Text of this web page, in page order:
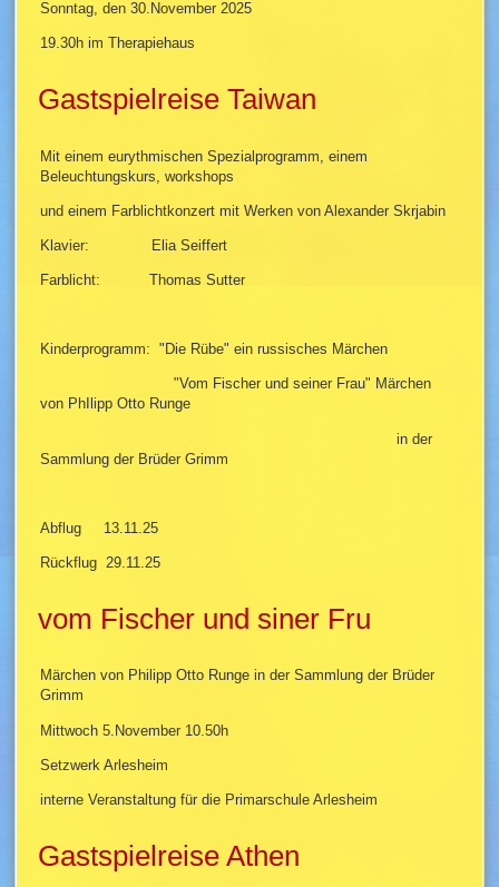
Sonntag, den 30.November 2025
19.30h im Therapiehaus
Gastspielreise Taiwan
Mit einem eurythmischen Spezialprogramm, einem
Beleuchtungskurs, workshops
und einem Farblichtkonzert mit Werken von Alexander Skrjabin
Klavier: Elia Seiffert
Farblicht: Thomas Sutter
Kinderprogramm: "Die Rübe" ein russisches Märchen
"Vom Fischer und seiner Frau" Märchen
von PhIlipp Otto Runge
in der
Sammlung der Brüder Grimm
Abflug 13.11.25
Rückflug 29.11.25
vom Fischer und siner Fru
Märchen von Philipp Otto Runge in der Sammlung der Brüder
Grimm
Mittwoch 5.November 10.50h
Setzwerk Arlesheim
interne Veranstaltung für die Primarschule Arlesheim
Gastspielreise Athen